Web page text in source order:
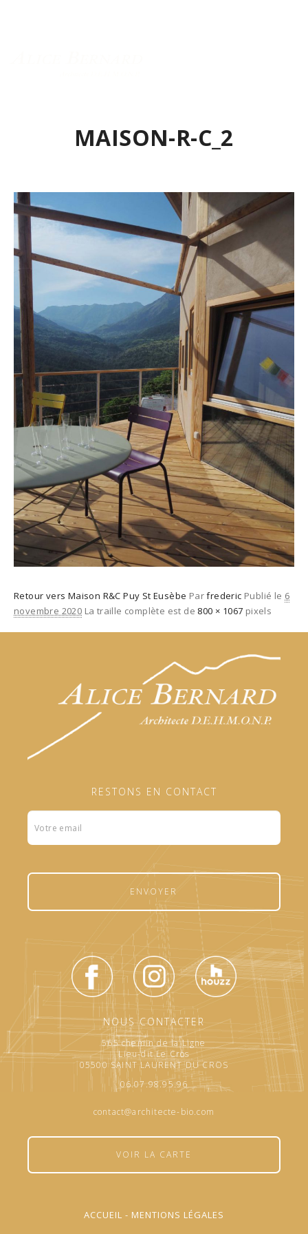
MAISON-R-C_2
Retour vers Maison R&C Puy St Eusèbe Parfrederic Publié le 6
novembre 2020 La traille complète est de 800 × 1067 pixels
RESTONS EN CONTACT
Formulaire
footer
ENVOYER
NOUS CONTACTER
565 chemin de la Ligne
Lieu-dit Le Cros
05500 SAINT LAURENT DU CROS
06.07.98.95.96
contact@architecte-bio.com
VOIR LA CARTE
ACCUEIL - MENTIONS LÉGALES